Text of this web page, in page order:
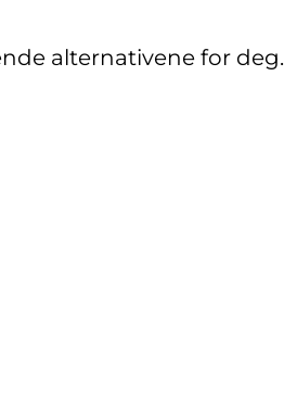
alternativene for deg.